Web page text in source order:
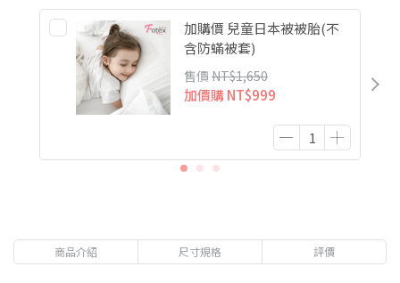
加購價 兒童日本被被胎(不
含防蟎被套)
售價 NT$1,650
加價購NT$999
商品介紹 尺寸規格 評價